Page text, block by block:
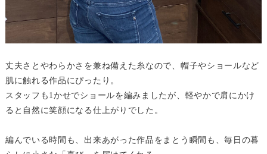
丈夫さとやわらかさを兼ね備えた糸なので、帽子やショールなど
肌に触れる作品にぴったり。
スタッフも1かせでショールを編みましたが、軽やかで肩にかけ
ると自然に笑顔になる仕上がりでした。
編んでいる時間も、出来あがった作品をまとう瞬間も、毎日の暮